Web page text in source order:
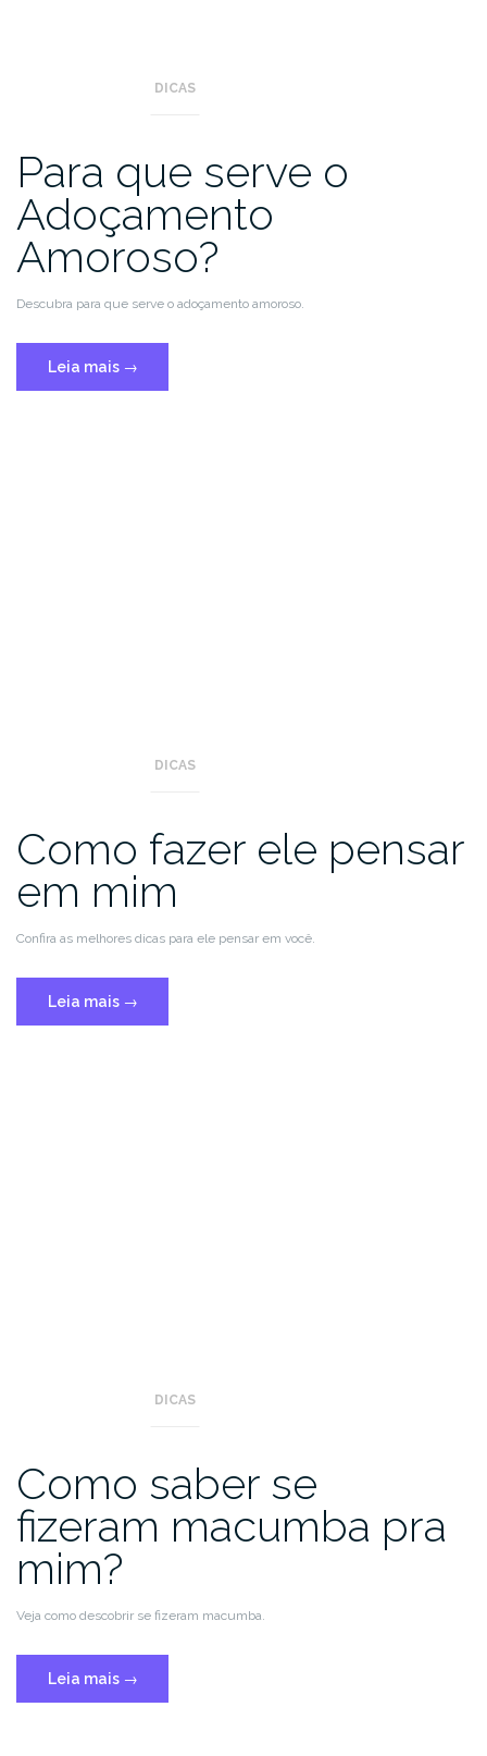
DICAS
Para que serve o
Adoçamento
Amoroso?
Descubra para que serve o adoçamento amoroso.
Leia mais →
DICAS
Como fazer ele pensar
em mim
Confira as melhores dicas para ele pensar em você.
Leia mais →
DICAS
Como saber se
fizeram macumba pra
mim?
Veja como descobrir se fizeram macumba.
Leia mais →